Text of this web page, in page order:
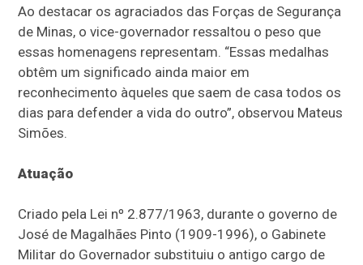
Ao destacar os agraciados das Forças de Segurança
de Minas, o vice-governador ressaltou o peso que
essas homenagens representam. “Essas medalhas
obtêm um significado ainda maior em
reconhecimento àqueles que saem de casa todos os
dias para defender a vida do outro”, observou Mateus
Simões.
Atuação
Criado pela Lei nº 2.877/1963, durante o governo de
José de Magalhães Pinto (1909-1996), o Gabinete
Militar do Governador substituiu o antigo cargo de